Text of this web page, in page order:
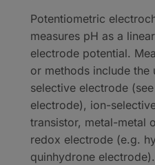
Potentiometric
measures pH as a
electrode potential.
or methods include the
selective electrode
electrode), ion-
transistor, metal-metal
redox electrode (e.g.
quinhydrone